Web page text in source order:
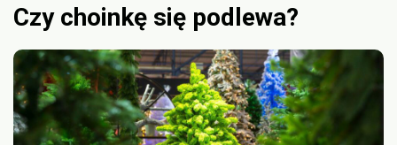
Czy choinkę się podlewa?